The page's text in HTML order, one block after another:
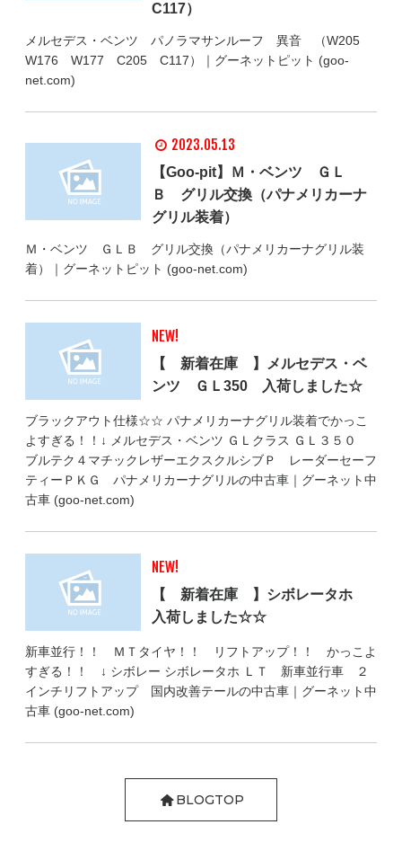
C117）
メルセデス・ベンツ パノラマサンルーフ 異音 （W205
W176 W177 C205 C117）｜グーネットピット (goo-
net.com)
2023.05.13
【Goo-pit】Ｍ・ベンツ ＧＬ
Ｂ グリル交換（パナメリカーナ
グリル装着）
Ｍ・ベンツ ＧＬＢ グリル交換（パナメリカーナグリル装
着）｜グーネットピット (goo-net.com)
NEW!
【 新着在庫 】メルセデス・ベ
ンツ ＧＬ350 入荷しました☆
ブラックアウト仕様☆☆ パナメリカーナグリル装着でかっこ
よすぎる！！↓ メルセデス・ベンツ ＧＬクラス ＧＬ３５０
ブルテク４マチックレザーエクスクルシブＰ レーダーセーフ
ティーＰＫＧ パナメリカーナグリルの中古車｜グーネット中
古車 (goo-net.com)
NEW!
【 新着在庫 】シボレータホ
入荷しました☆☆
新車並行！！ ＭＴタイヤ！！ リフトアップ！！ かっこよ
すぎる！！ ↓ シボレー シボレータホ ＬＴ 新車並行車 ２
インチリフトアップ 国内改善テールの中古車｜グーネット中
古車 (goo-net.com)
BLOGTOP